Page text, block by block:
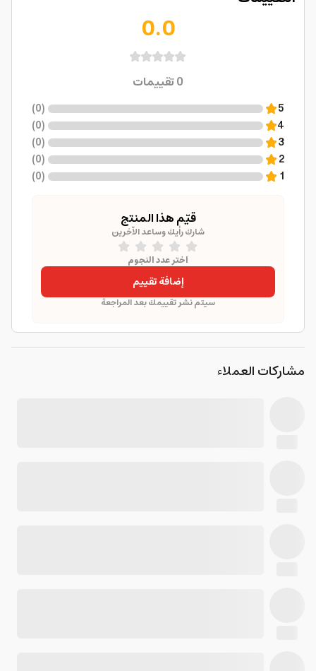
0.0
0تقييمات
5
(
0
)
4
(
0
)
3
(
0
)
2
(
0
)
1
(
0
)
قيّم هذا المنتج
شارك رأيك وساعد الآخرين
اختر عدد النجوم
إضافة تقييم
سيتم نشر تقييمك بعد المراجعة
مشاركات العملاء